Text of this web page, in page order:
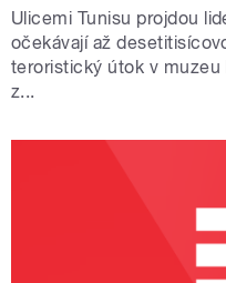
Ulicemi Tunisu projdou
očekávají až
teroristický útok v muzeu
z...